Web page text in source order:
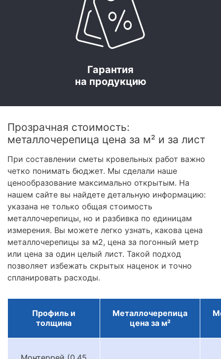
Гарантия
на продукцию
Прозрачная стоимость:
металлочерепица цена за м² и за лист
При составлении сметы кровельных работ важно
четко понимать бюджет. Мы сделали наше
ценообразование максимально открытым. На
нашем сайте вы найдете детальную информацию:
указана не только общая стоимость
металлочерепицы, но и разбивка по единицам
измерения. Вы можете легко узнать, какова цена
металлочерепицы за м2, цена за погонный метр
или цена за один целый лист. Такой подход
позволяет избежать скрытых наценок и точно
спланировать расходы.
Профиль и
толщина
Металлочерепица
цена за м²